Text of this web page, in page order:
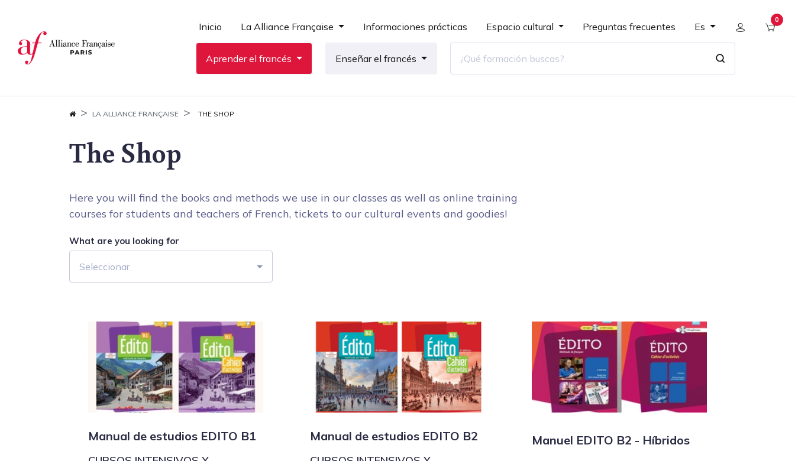
Inicio La Alliance Française Informaciones prácticas Espacio cultural Preguntas frecuentes Es
0
Aprender el francés Enseñar el francés
LA ALLIANCE FRANÇAISE THE SHOP
The Shop
Here you will find the books and methods we use in our classes as well as online training
courses for students and teachers of French, tickets to our cultural events and goodies!
What are you looking for
Seleccionar
Manual de estudios EDITO B1 Manual de estudios EDITO B2 Manuel EDITO B2 - Híbridos